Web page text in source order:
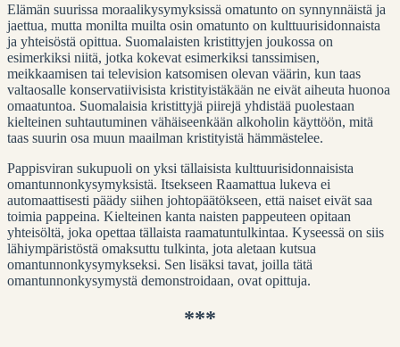
Elämän suurissa moraalikysymyksissä omatunto on synnynnäistä ja
jaettua, mutta monilta muilta osin omatunto on kulttuurisidonnaista
ja yhteisöstä opittua. Suomalaisten kristittyjen joukossa on
esimerkiksi niitä, jotka kokevat esimerkiksi tanssimisen,
meikkaamisen tai television katsomisen olevan väärin, kun taas
valtaosalle konservatiivisista kristityistäkään ne eivät aiheuta huonoa
omaatuntoa. Suomalaisia kristittyjä piirejä yhdistää puolestaan
kielteinen suhtautuminen vähäiseenkään alkoholin käyttöön, mitä
taas suurin osa muun maailman kristityistä hämmästelee.
Pappisviran sukupuoli on yksi tällaisista kulttuurisidonnaisista
omantunnonkysymyksistä. Itsekseen Raamattua lukeva ei
automaattisesti päädy siihen johtopäätökseen, että naiset eivät saa
toimia pappeina. Kielteinen kanta naisten pappeuteen opitaan
yhteisöltä, joka opettaa tällaista raamatuntulkintaa. Kyseessä on siis
lähiympäristöstä omaksuttu tulkinta, jota aletaan kutsua
omantunnonkysymykseksi. Sen lisäksi tavat, joilla tätä
omantunnonkysymystä demonstroidaan, ovat opittuja.
***